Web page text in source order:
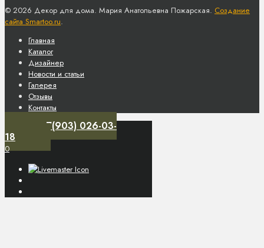
© 2026 Декор для дома. Мария Анатольевна Пожарская. Создание
сайта Smartoo.ru.
Главная
Каталог
Дизайнер
Новости и статьи
Галерея
Отзывы
Контакты
+7(903) 026-03-
18
0